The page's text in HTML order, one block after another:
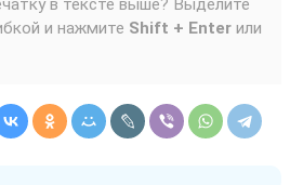
в тексте выше? Выделите
и нажмите Shift + Enter или